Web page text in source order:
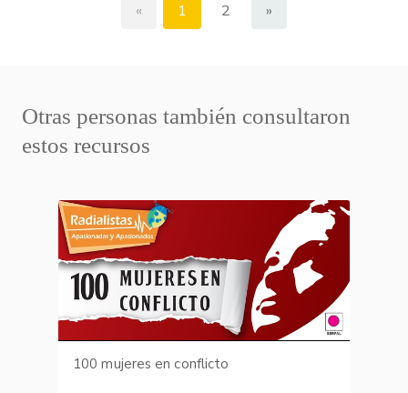
« 1 2 »
Otras personas también consultaron
estos recursos
100 mujeres en conflicto